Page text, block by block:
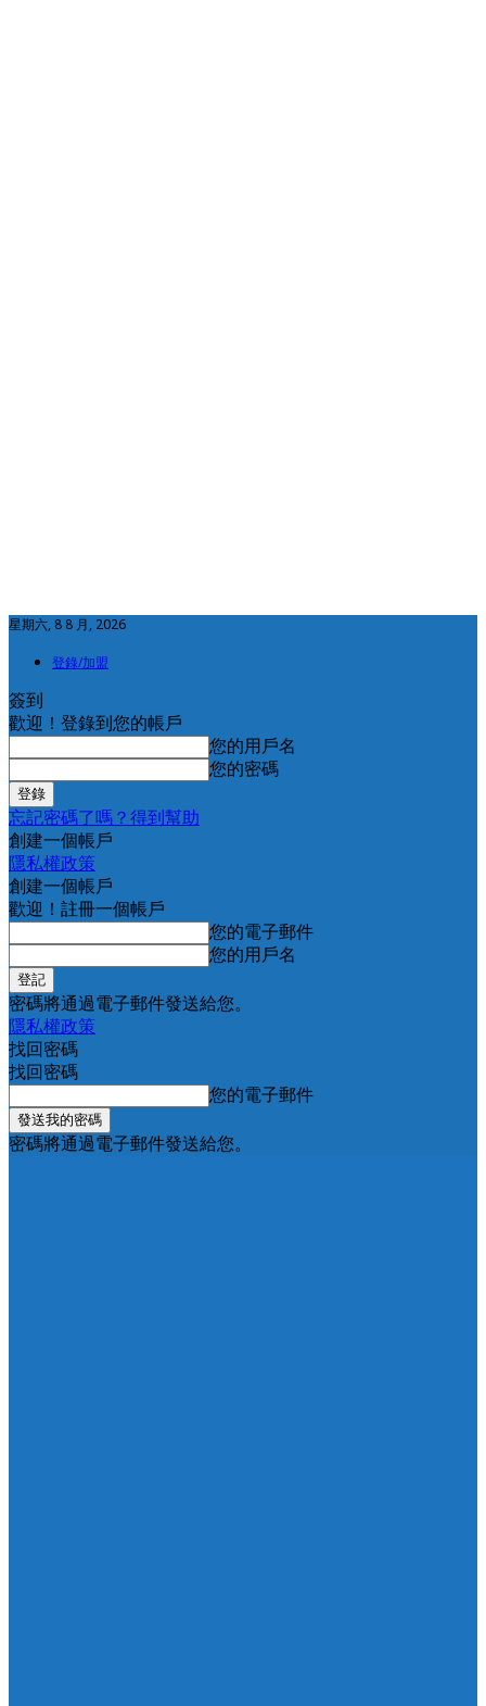
星期六, 8 8 月, 2026
登錄/加盟
簽到
歡迎！登錄到您的帳戶
您的用戶名
您的密碼
忘記密碼了嗎？得到幫助
創建一個帳戶
隱私權政策
創建一個帳戶
歡迎！註冊一個帳戶
您的電子郵件
您的用戶名
密碼將通過電子郵件發送給您。
隱私權政策
找回密碼
找回密碼
您的電子郵件
密碼將通過電子郵件發送給您。